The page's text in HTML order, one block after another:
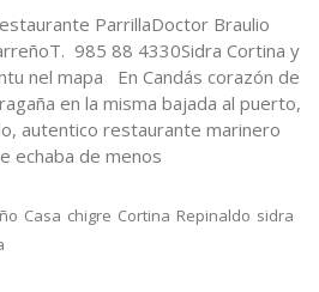
ParrillaDoctor Braulio
985 88 4330Sidra Cortina y
nel mapa En Candás corazón de
en la misma bajada al puerto,
autentico restaurante marinero
echaba de menos
Casa chigre Cortina Repinaldo sidra